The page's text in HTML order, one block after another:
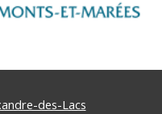
des-Lacs